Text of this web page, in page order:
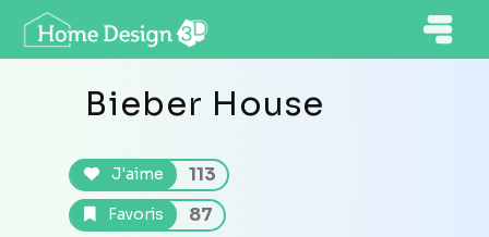
Bieber House
J'aime 113
Favoris 87